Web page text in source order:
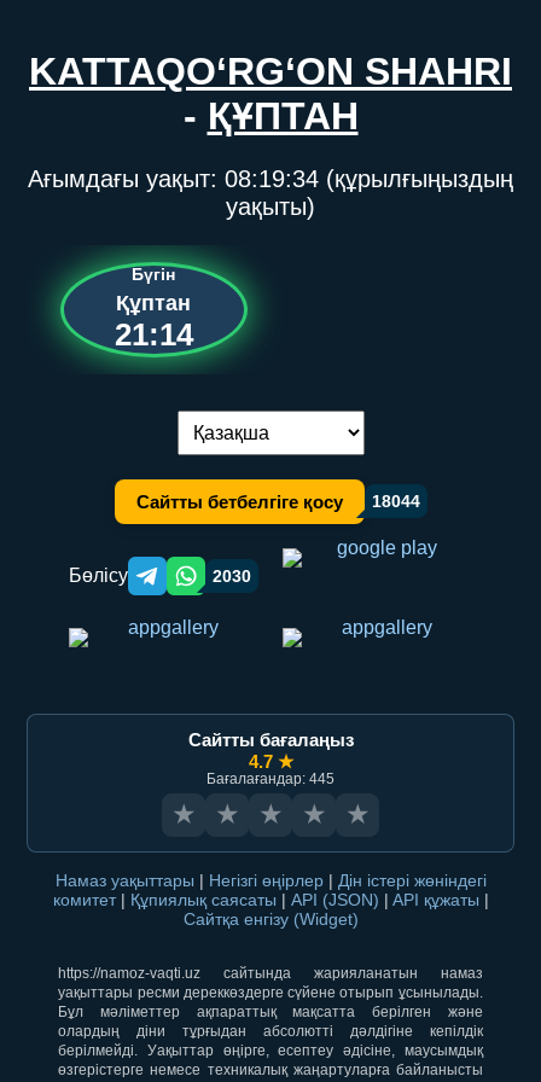
KATTAQO‘RG‘ON SHAHRI
- ҚҰПТАН
Ағымдағы уақыт: 08:19:34 (құрылғыңыздың
уақыты)
Бүгін
Құптан
21:14
Тілді ауыстыру:
Сайтты бетбелгіге қосу 18044
Бөлісу Telegram orqali ulashish
WhatsApp orqali ulashish
2030
Сайтты бағалаңыз
4.7 ★
Бағалағандар: 445
★ ★ ★ ★ ★
Намаз уақыттары | Негізгі өңірлер | Дін істері жөніндегі
комитет | Құпиялық саясаты | API (JSON) | API құжаты |
Сайтқа енгізу (Widget)
https://namoz-vaqti.uz сайтында жарияланатын намаз
уақыттары ресми дереккөздерге сүйене отырып ұсынылады.
Бұл мәліметтер ақпараттық мақсатта берілген және
олардың діни тұрғыдан абсолютті дәлдігіне кепілдік
берілмейді. Уақыттар өңірге, есептеу әдісіне, маусымдық
өзгерістерге немесе техникалық жаңартуларға байланысты